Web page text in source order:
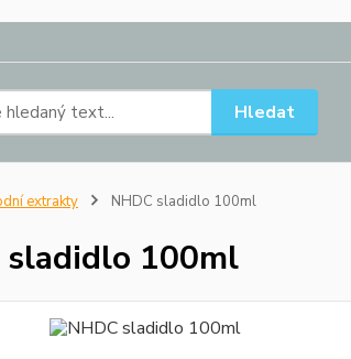
Hledat
extrakty NHDC sladidlo 100ml
sladidlo 100ml